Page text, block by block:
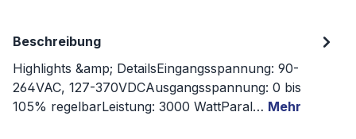
Beschreibung
Highlights &amp; DetailsEingangsspannung: 90-
264VAC, 127-370VDCAusgangsspannung: 0 bis
105% regelbarLeistung: 3000 WattParal… Mehr